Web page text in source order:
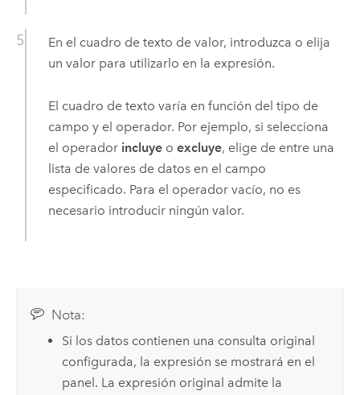
En el cuadro de texto de valor, introduzca o elija
un valor para utilizarlo en la expresión.
El cuadro de texto varía en función del tipo de
campo y el operador. Por ejemplo, si selecciona
el operador incluyeo excluye, elige de entre una
lista de valores de datos en el campo
especificado. Para el operador vacío, no es
necesario introducir ningún valor.
Nota:
Si los datos contienen una consulta original
configurada, la expresión se mostrará en el
panel. La expresión original admite la